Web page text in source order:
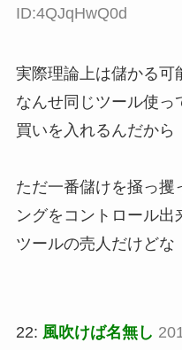
ID:4QJqHwQ0d
実際理論上は儲かる可
なんせ同じツール使っ
買いを入れるんだから
ただ一番儲けを掻っ攫
ングをコントロール出
ツールの売人だけどな
22: 風吹けば名無し